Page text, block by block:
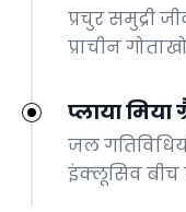
प्रचुर समुद्री
प्राचीन
प्लाया मिया
जल
इंक्लूसिव बीच